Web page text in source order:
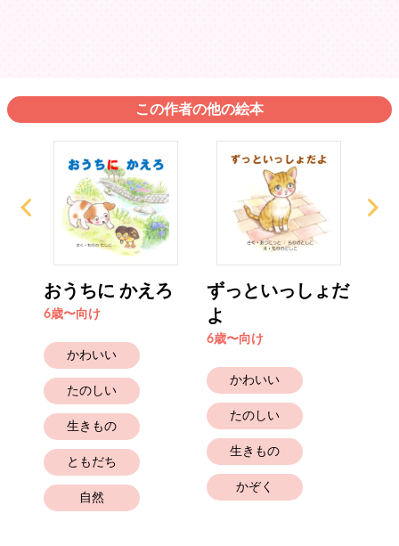
この作者の他の絵本
おうちに かえろ
6歳〜向け
かわいい
たのしい
生きもの
ともだち
自然
ずっといっしょだ
よ
6歳〜向け
かわいい
たのしい
生きもの
かぞく